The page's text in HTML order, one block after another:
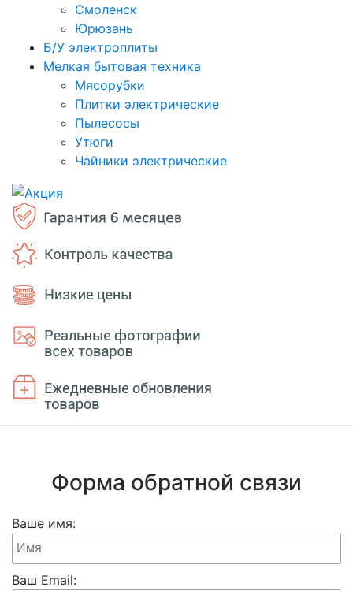
Смоленск
Юрюзань
Б/У электроплиты
Мелкая бытовая техника
Мясорубки
Плитки электрические
Пылесосы
Утюги
Чайники электрические
Форма обратной связи
Ваше имя:
Ваш Email: